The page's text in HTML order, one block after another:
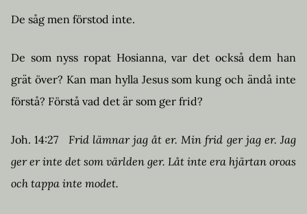
De såg men förstod inte.
De som nyss ropat Hosianna, var det också dem han
grät över? Kan man hylla Jesus som kung och ändå inte
förstå? Förstå vad det är som ger frid?
Joh. 14:27
Frid lämnar jag åt er. Min frid ger jag er. Jag
ger er inte det som världen ger. Låt inte era hjärtan oroas
och tappa inte modet.